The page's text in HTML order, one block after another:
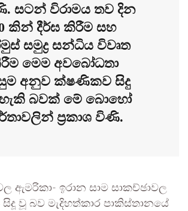
සටන් විරාමය තව දින
කින් දීර්ඝ කිරීම සහ
සමුද්‍ර සන්ධිය විවෘත
මෙම අවබෝධතා
අනුව ක්ෂණිකව සිදු
බවක් මේ බොහෝ
ප්‍රකාශ විණි.
ඇමරිකා- ඉරාන සාම සාකච්ඡාවල
සිදූ වූ බව මැදිහත්කාර පාකිස්තානයේ